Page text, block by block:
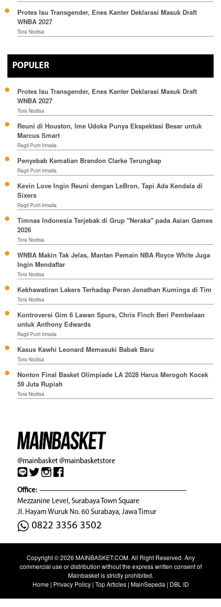
Protes Isu Transgender, Enes Kanter Deklarasi Masuk Draft
WNBA 2027
Tora Nodisa
POPULER
Protes Isu Transgender, Enes Kanter Deklarasi Masuk Draft
WNBA 2027
Tora Nodisa
Reuni di Houston, Ime Udoka Punya Ekspektasi Besar untuk
Marcus Smart
Ragil Putri Irmalia
Penyebab Kematian Brandon Clarke Terungkap
Ragil Putri Irmalia
Kevin Love Ingin Reuni dengan LeBron, Tapi Ada Kendala di
Sixers
Ragil Putri Irmalia
Timnas Indonesia Terjebak di Grup "Neraka" pada Asian Games
2026
Tora Nodisa
WNBA Makin Tak Jelas, Mantan Pemain NBA Royce White Juga
Ingin Mendaftar
Tora Nodisa
Kekhawatiran Lakers Terhadap Peran Jonathan Kuminga di Tim
Tora Nodisa
Kontroversi Gim 6 Lawan Spurs, Chris Finch Beri Pembelaan
untuk Anthony Edwards
Ragil Putri Irmalia
Kasus Kawhi Leonard Memasuki Babak Baru
Tora Nodisa
Nonton Final Basket Olimpiade LA 2028 Harus Merogoh Kocek
59 Juta Rupiah
Tora Nodisa
@mainbasket@mainbasketstore
Office:
Mezzanine Level, Surabaya Town Square
Jl. Hayam Wuruk No. 60 Surabaya, Jawa Timur
0822 3356 3502
Copyright © 2026 MAINBASKET.COM. All Right Reserved. Any
commercial use or distribution without the express written consent of
Mainbasket is strictly prohibited.
Home| Privacy Policy| Top Articles| MainSepeda | DBL ID